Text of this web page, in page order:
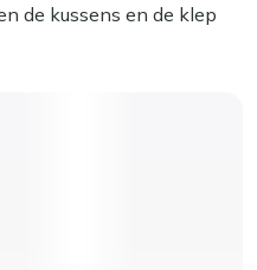
de kussens en de klep